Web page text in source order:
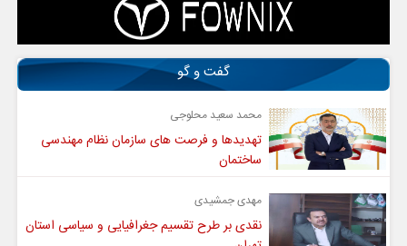
گفت و گو
محمد سعید محلوجی
تهدیدها و فرصت های سازمان نظام مهندسی
ساختمان
مهدی جمشیدی
نقدی بر طرح تقسیم جغرافیایی و سیاسی استان